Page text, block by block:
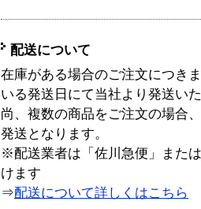
配送について
在庫がある場合のご注文につき
いる発送日にて当社より発送い
尚、複数の商品をご注文の場合
発送となります。
※配送業者は「佐川急便」また
けます
⇒配送について詳しくはこちら